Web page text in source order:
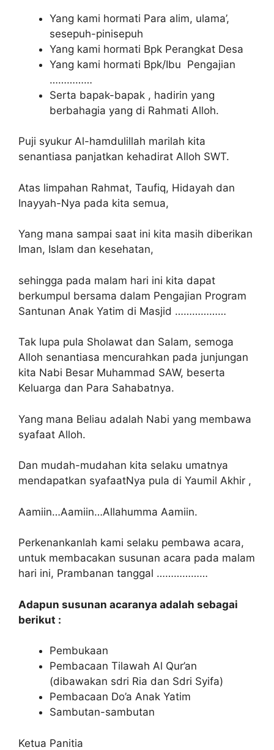
Yang kami hormati Para alim, ulama’,
sesepuh-pinisepuh
Yang kami hormati Bpk Perangkat Desa
Yang kami hormati Bpk/Ibu Pengajian
……………
Serta bapak-bapak , hadirin yang
berbahagia yang di Rahmati Alloh.
Puji syukur Al-hamdulillah marilah kita
senantiasa panjatkan kehadirat Alloh SWT.
Atas limpahan Rahmat, Taufiq, Hidayah dan
Inayyah-Nya pada kita semua,
Yang mana sampai saat ini kita masih diberikan
Iman, Islam dan kesehatan,
sehingga pada malam hari ini kita dapat
berkumpul bersama dalam Pengajian Program
Santunan Anak Yatim di Masjid ………………
Tak lupa pula Sholawat dan Salam, semoga
Alloh senantiasa mencurahkan pada junjungan
kita Nabi Besar Muhammad SAW, beserta
Keluarga dan Para Sahabatnya.
Yang mana Beliau adalah Nabi yang membawa
syafaat Alloh.
Dan mudah-mudahan kita selaku umatnya
mendapatkan syafaatNya pula di Yaumil Akhir ,
Aamiin…Aamiin…Allahumma Aamiin.
Perkenankanlah kami selaku pembawa acara,
untuk membacakan susunan acara pada malam
hari ini, Prambanan tanggal ………………
Adapun susunan acaranya adalah sebagai
berikut :
Pembukaan
Pembacaan Tilawah Al Qur’an
(dibawakan sdri Ria dan Sdri Syifa)
Pembacaan Do’a Anak Yatim
Sambutan-sambutan
Ketua Panitia